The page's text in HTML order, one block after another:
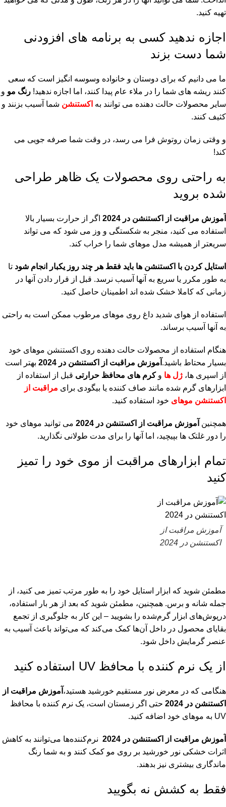
تهیه کنید.
اجازه ندهید کسی به برنامه های افزودنی
شما دست بزند
ما می دانیم که برای دوستان و خانواده وسوسه انگیز است که سعی
کنند ریشه های شما را در ملاء عام پیدا کنند، اما اجازه ندهید! رنگ مو و
سایر محصولات حالت دهنده می توانند به اکستنشن شما آسیب بزنند و
کثیف کنند.
و وقتی زمان روتوش فرا می رسد، در وقت شما صرفه جویی می
کند!
به راحتی روی محصولات یک ظاهر طراحی
شده بروید
آموزش مراقبت از اکستنشن در 2024
اگر از حرارت بسیار بالا
استفاده می کنید، منجر به شکستگی و وز می شود که می تواند
سریعتر از همیشه مدل موهای شما را خراب کند.
استایل کردن با اکستنشن ها باید فقط هر چند روز یکبار انجام شود تا
به طور مکرر یا سریع به آنها آسیب نرسد. قبل از قرار دادن آنها در
زمانی که کاملا خشک شده اند اطمینان حاصل کنید.
استفاده از هوای شدید داغ روی موهای مرطوب ممکن است به راحتی
به آنها آسیب برساند.
هنگام استفاده از محصولات حالت دهنده روی اکستنشن موهای خود
بسیار محتاط باشید. آموزش مراقبت از اکستنشن در 2024
بهتر است
از اسپری ها، ژل ها وکرم های محافظ حرارتی قبل از استفاده از
ابزارهای گرم شده مانند صاف کننده یا بیگودی برای مراقبت از
اکستنشن موهای خود استفاده کنید.
همچنین آموزش مراقبت از اکستنشن در 2024
می توانید موهای خود
را دور غلتک ها بپیچید، اما آنها را برای مدت طولانی نگذارید.
تمام ابزارهای مراقبت از موی خود را تمیز
کنید
آموزش مراقبت از
اکستنشن در 2024
مطمئن شوید که ابزار استایل خود را به طور مرتب تمیز می کنید، از
جمله شانه و برس. همچنین، مطمئن شوید که بعد از هر بار استفاده،
درپوش‌های ابزار گرم‌شده را بشویید – این کار به جلوگیری از تجمع
بقایای محصول در داخل آن‌ها کمک می‌کند که می‌تواند باعث آسیب به
عنصر گرمایش داخل شود.
از یک نرم کننده با محافظ UV استفاده کنید
هنگامی که در معرض نور مستقیم خورشید هستید، آموزش مراقبت از
اکستنشن در 2024
حتی اگر زمستان است، یک نرم کننده با محافظ
UV به موهای خود اضافه کنید.
آموزش مراقبت از اکستنشن در 2024
نرم‌کننده‌ها می‌توانند به کاهش
اثرات خشکی نور خورشید بر روی مو کمک کنند و به شما رنگ
ماندگاری بیشتری نیز بدهند.
فقط به کشش نه بگویید